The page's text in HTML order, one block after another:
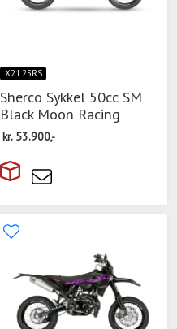
X21.25RS
Sherco Sykkel 50cc SM
Black Moon Racing
kr. 53.900,-